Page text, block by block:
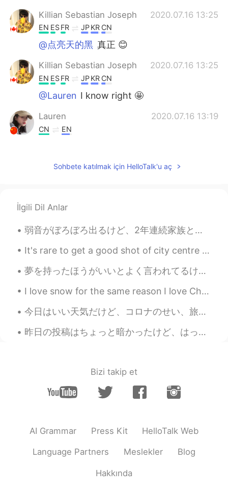
Killian Sebastian Joseph 2020.07.16 13:25
EN ESFR JPKR CN
@点亮天的黑 真正 😊
Killian Sebastian Joseph 2020.07.16 13:25
EN ESFR JPKR CN
@Lauren I know right 🤩
Lauren 2020.07.16 13:19
CN EN
点亮天的黑 2020.07.16 12:47
神怡，不知哪天才能去这样的地方看看☺
Sohbete katılmak için HelloTalk'u aç
İlgili Dil Anlar
弱音がぼろぼろ出るけど、2年連続家族とクリスマス過ごせなくて辛い。僕は10年前からいろんな国に住んできたけど、年末だけは必ず家族と過ごしてた。一人で過ごすのは一年前日本に来てからだけだ。今年で人...
It's rare to get a good shot of city centre after work 😂😂✨ I should work hard like squirrels tryi...
夢を持ったほうがいいとよく言われてるけど、逆算する必要は別にないんじゃないかなと思う。そもそも夢っていうのは"今頑張ったら数年後幸せになる"という思い込みによる妄想に過ぎないでしょう。もちろん夢...
I love snow for the same reason I love Christmas: It brings people together while time stands sti...
今日はいい天気だけど、コロナのせい、旅行できません。ずっと家に過ごしいてるので、次の旅行の予定しました！卒業したら、日本で就活する予定で、就職できるなら、日本に戻って九州と沖縄の旅行したいです。...
昨日の投稿はちょっと暗かったけど、はっきりさせたいのは僕が日本にいれるのがすごく感謝しているということです。みんな優しくしてくれてるし、シェアハウスの人はみんな色んな面で興味深くていい人です。そ...
Bizi takip et
AI Grammar Press Kit HelloTalk Web
Language Partners Meslekler Blog
Hakkında